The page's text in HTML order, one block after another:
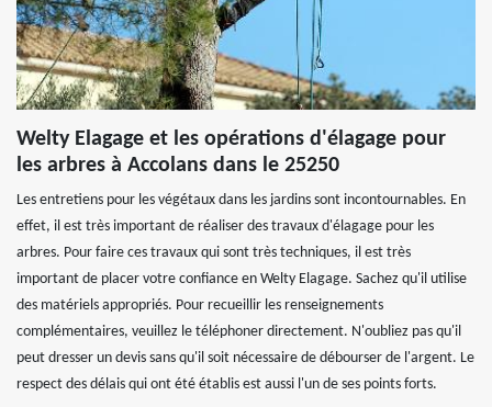
Welty Elagage et les opérations d'élagage pour
les arbres à Accolans dans le 25250
Les entretiens pour les végétaux dans les jardins sont incontournables. En
effet, il est très important de réaliser des travaux d'élagage pour les
arbres. Pour faire ces travaux qui sont très techniques, il est très
important de placer votre confiance en Welty Elagage. Sachez qu'il utilise
des matériels appropriés. Pour recueillir les renseignements
complémentaires, veuillez le téléphoner directement. N'oubliez pas qu'il
peut dresser un devis sans qu'il soit nécessaire de débourser de l'argent. Le
respect des délais qui ont été établis est aussi l'un de ses points forts.